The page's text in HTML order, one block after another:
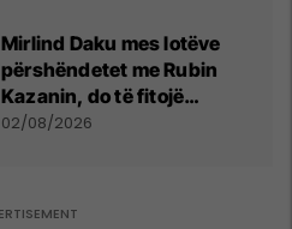
Mirlind Daku mes lotëve
përshëndetet me Rubin
Kazanin, do të fitojë
miliona te Spartak Moska
02/08/2026